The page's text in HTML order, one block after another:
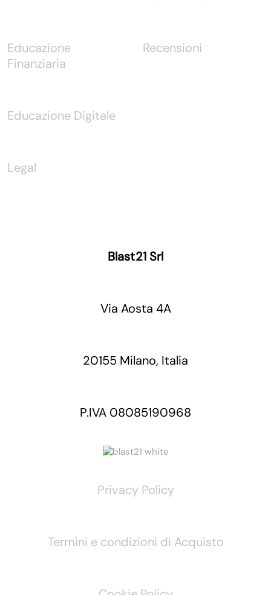
Educazione
Finanziaria
Educazione Digitale
Legal
Recensioni
Blast21 Srl
Via Aosta 4A
20155 Milano, Italia
P.IVA 08085190968
Privacy Policy
Termini e condizioni di Acquisto